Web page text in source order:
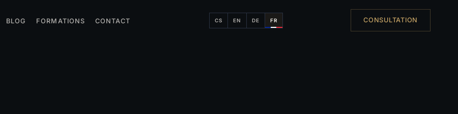
BLOG FORMATIONS CONTACT CS EN DE FR CONSULTATION